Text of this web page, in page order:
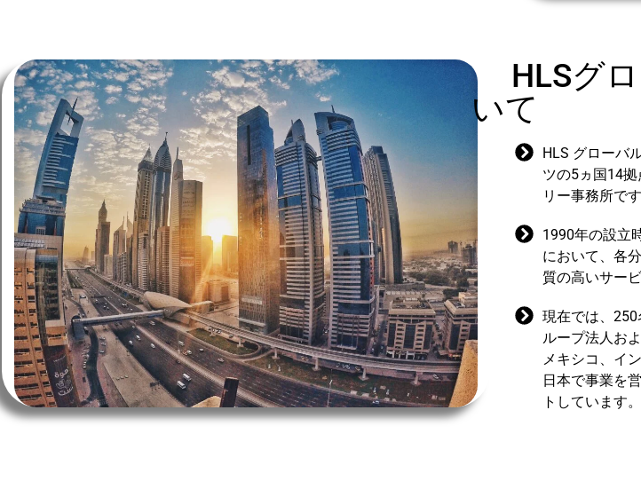
HLSグロ
いて
HLS グローバ
ツの5ヵ国14
リー事務所です
1990年の設立
において、各
質の高いサー
現在では、
ループ法人お
メキシコ、イ
日本で事業を
トしています。